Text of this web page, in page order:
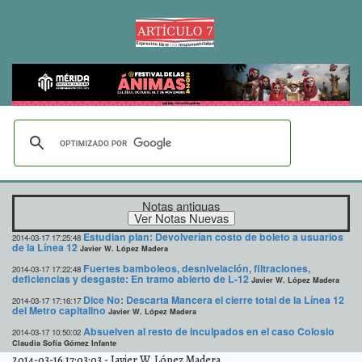
Notas antiguas
2014-03-17 17:25:48 Estudian plan: Devolverían costo de boleto a usuarios
de la Línea 12 Javier W. López Madera
2014-03-17 17:22:48 Fuertes bamboleos, desnivelación, filtraciones,
deficiencias y desgaste: En tramo abierto de L-12 Javier W. López Madera
2014-03-17 17:16:17 Dice No: Descarta Mancera el cierre total de la Línea 12
del Metro capitalino Javier W. López Madera
2014-03-17 10:50:02 Absuelven al resto de inculpados en el caso Colosio
Claudia Sofía Gómez Infante